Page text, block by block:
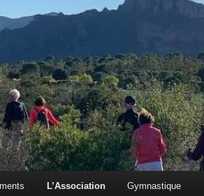
L’Association Gymnastique